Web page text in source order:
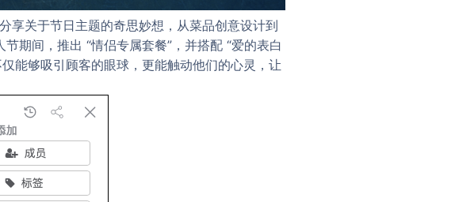
享关于节日主题的奇思妙想，从菜品创意设计到
期间，推出 “情侣专属套餐”，并搭配 “爱的表白
能够吸引顾客的眼球，更能触动他们的心灵，让